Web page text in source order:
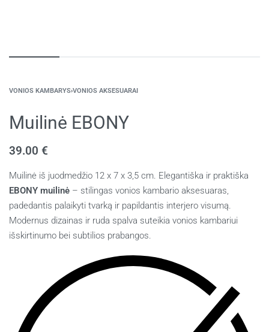
VONIOS KAMBARYS›VONIOS AKSESUARAI
Muilinė EBONY
39.00 €
Muilinė iš juodmedžio 12 x 7 x 3,5 cm. Elegantiška ir praktiška
EBONY muilinė – stilingas vonios kambario aksesuaras,
padedantis palaikyti tvarką ir papildantis interjero visumą.
Modernus dizainas ir ruda spalva suteikia vonios kambariui
išskirtinumo bei subtilios prabangos.